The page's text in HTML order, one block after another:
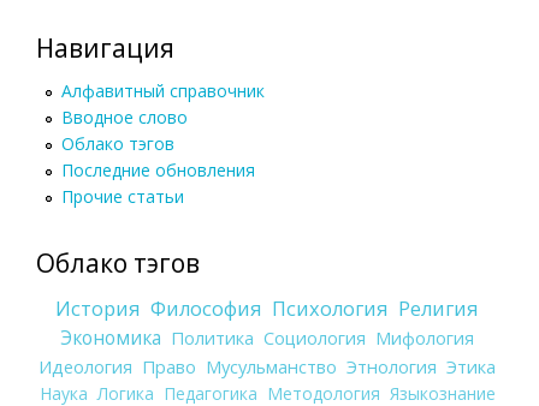
Навигация
Алфавитный справочник
Вводное слово
Облако тэгов
Последние обновления
Прочие статьи
Облако тэгов
История Философия Психология Религия
Экономика Политика Социология Мифология
Идеология Право Мусульманство Этнология Этика
Наука Логика Педагогика Методология Языкознание